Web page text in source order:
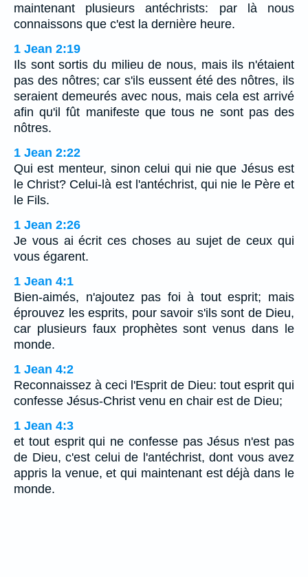
maintenant plusieurs antéchrists: par là nous
connaissons que c'est la dernière heure.
1 Jean 2:19
Ils sont sortis du milieu de nous, mais ils n'étaient
pas des nôtres; car s'ils eussent été des nôtres, ils
seraient demeurés avec nous, mais cela est arrivé
afin qu'il fût manifeste que tous ne sont pas des
nôtres.
1 Jean 2:22
Qui est menteur, sinon celui qui nie que Jésus est
le Christ? Celui-là est l'antéchrist, qui nie le Père et
le Fils.
1 Jean 2:26
Je vous ai écrit ces choses au sujet de ceux qui
vous égarent.
1 Jean 4:1
Bien-aimés, n'ajoutez pas foi à tout esprit; mais
éprouvez les esprits, pour savoir s'ils sont de Dieu,
car plusieurs faux prophètes sont venus dans le
monde.
1 Jean 4:2
Reconnaissez à ceci l'Esprit de Dieu: tout esprit qui
confesse Jésus-Christ venu en chair est de Dieu;
1 Jean 4:3
et tout esprit qui ne confesse pas Jésus n'est pas
de Dieu, c'est celui de l'antéchrist, dont vous avez
appris la venue, et qui maintenant est déjà dans le
monde.